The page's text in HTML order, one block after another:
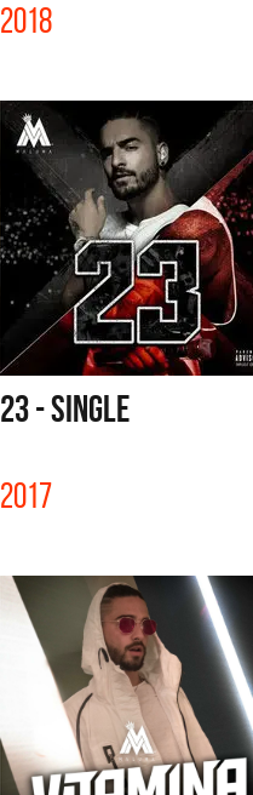
2018
23 - SINGLE
2017